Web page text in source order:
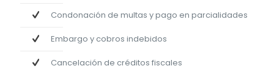
Condonación de multas y pago en parcialidades
Embargo y cobros indebidos
Cancelación de créditos fiscales